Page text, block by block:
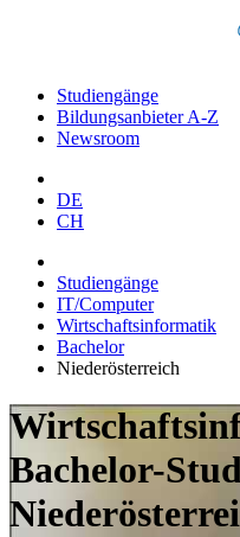
Studiengänge
Bildungsanbieter A-Z
Newsroom
DE
CH
Studiengänge
IT/Computer
Wirtschaftsinformatik
Bachelor
Niederösterreich
Bachelor-